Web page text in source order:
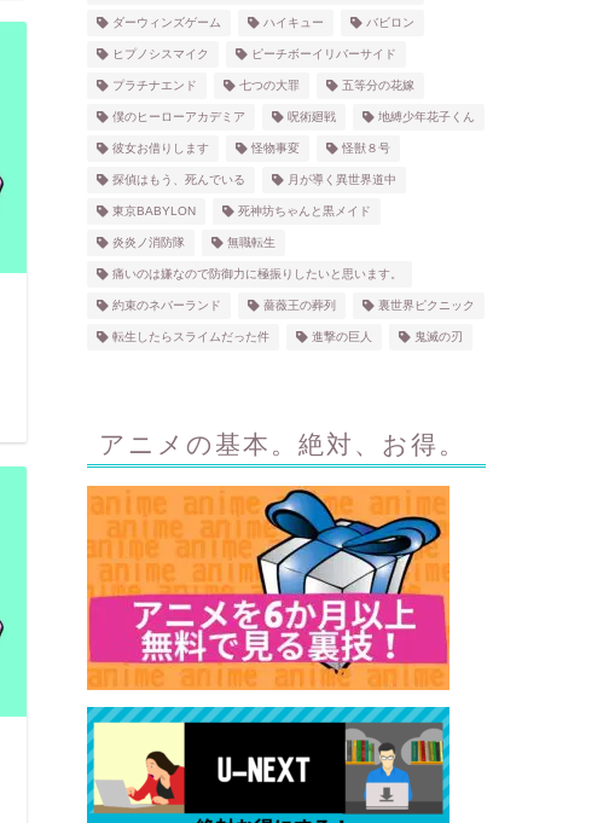
ダーウィンズゲーム ハイキュー バビロン
ヒプノシスマイク ピーチボーイリバーサイド
プラチナエンド 七つの大罪 五等分の花嫁
僕のヒーローアカデミア 呪術廻戦 地縛少年花子くん
彼女お借りします 怪物事変 怪獣８号
探偵はもう、死んでいる 月が導く異世界道中
東京BABYLON 死神坊ちゃんと黒メイド
炎炎ノ消防隊 無職転生
痛いのは嫌なので防御力に極振りしたいと思います。
約束のネバーランド 薔薇王の葬列 裏世界ピクニック
転生したらスライムだった件 進撃の巨人 鬼滅の刃
アニメの基本。絶対、お得。